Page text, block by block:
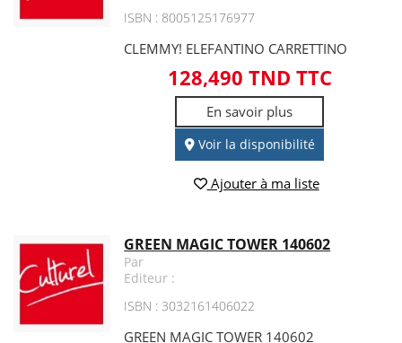
ISBN : 8005125176977
CLEMMY! ELEFANTINO CARRETTINO
128,490 TND TTC
En savoir plus
Voir la disponibilité
Ajouter à ma liste
GREEN MAGIC TOWER 140602
Par
Editeur :
ISBN : 3032161406022
GREEN MAGIC TOWER 140602